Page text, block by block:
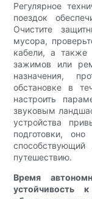
Регулярное
поездок
Очистите
мусора,
кабели, а также
зажимов или
назначения,
обстановке в
настроить
звуковым
устройства
подготовки,
путешествию.
Время
устойчивость